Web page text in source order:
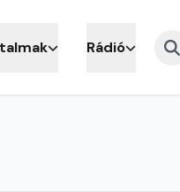
Rádió